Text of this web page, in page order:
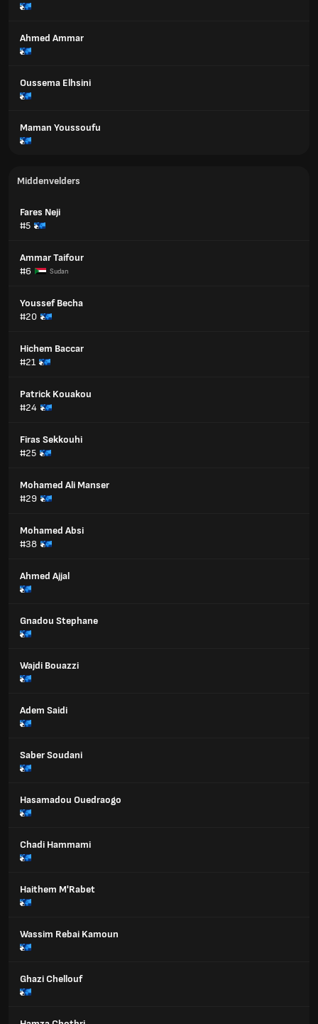
Ahmed Ammar
Oussema Elhsini
Maman Youssoufu
Middenvelders
Fares Neji
#5
Ammar Taifour
#6
Sudan
Youssef Becha
#20
Hichem Baccar
#21
Patrick Kouakou
#24
Firas Sekkouhi
#25
Mohamed Ali Manser
#29
Mohamed Absi
#38
Ahmed Ajjal
Gnadou Stephane
Wajdi Bouazzi
Adem Saidi
Saber Soudani
Hasamadou Ouedraogo
Chadi Hammami
Haithem M'Rabet
Wassim Rebai Kamoun
Ghazi Chellouf